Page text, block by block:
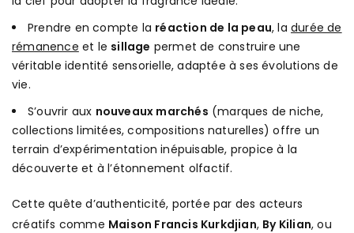
Prendre en compte la réaction de la peau, ladurée de
rémanence et le sillage permet de construire une
véritable identité sensorielle, adaptée à ses évolutions de
vie.
S’ouvrir aux nouveaux marchés (marques de niche,
collections limitées, compositions naturelles) offre un
terrain d’expérimentation inépuisable, propice à la
découverte et à l’étonnement olfactif.
Cette quête d’authenticité, portée par des acteurs
créatifs comme Maison Francis Kurkdjian, By Kilian, ou